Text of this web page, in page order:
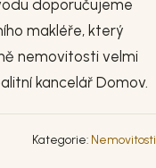
doporučujeme
makléře, který
nemovitosti velmi
kancelář Domov.
Kategorie: Nemovitosti